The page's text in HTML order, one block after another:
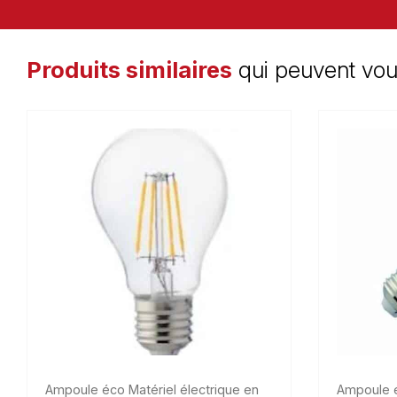
Produits similaires qui peuvent
Ampoule éco Matériel électrique en Ampoule